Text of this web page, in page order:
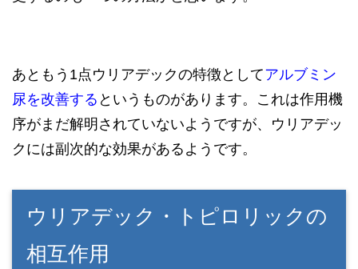
あともう1点ウリアデックの特徴としてアルブミン
尿を改善する というものがあります。これは作用機
序がまだ解明されていないようですが、ウリアデッ
クには副次的な効果があるようです。
ウリアデック・トピロリックの
相互作用